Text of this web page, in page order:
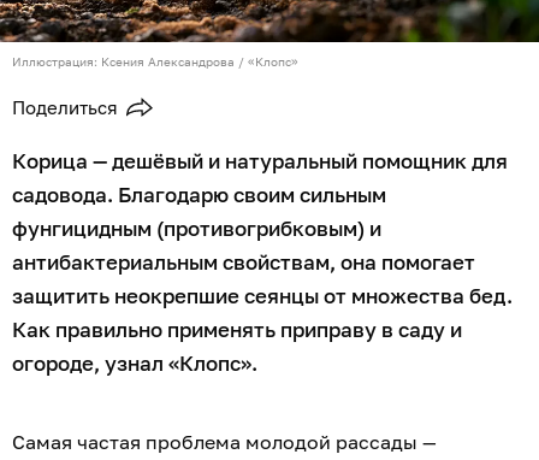
Иллюстрация: Ксения Александрова / «Клопс»
Поделиться
Корица — дешёвый и натуральный помощник для
садовода. Благодарю своим сильным
фунгицидным (противогрибковым) и
антибактериальным свойствам, она помогает
защитить неокрепшие сеянцы от множества бед.
Как правильно применять приправу в саду и
огороде, узнал «Клопс».
Самая частая проблема молодой рассады —